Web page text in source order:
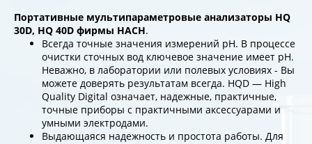
Портативные мультипараметровые анализаторы HQ
30D, HQ 40D фирмы HACH.
Всегда точные значения измерений pH. В процессе
очистки сточных вод ключевое значение имеет pH.
Неважно, в лаборатории или полевых условиях - Вы
можете доверять результатам всегда. HQD — High
Quality Digital означает, надежные, практичные,
точные приборы с практичными аксессуарами и
умными электродами.
Выдающаяся надежность и простота работы. Для